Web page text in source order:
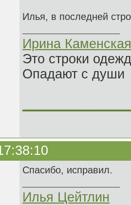
Илья, в последней
Ирина Каменская
Это строки
Опадают с души
Спасибо, исправил.
Илья Цейтлин